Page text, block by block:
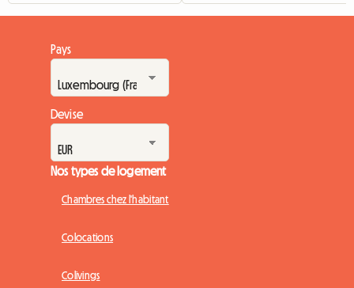
Pays
Devise
Nos types de logement
Chambres chez l'habitant
Colocations
Colivings